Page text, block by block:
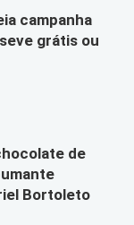
campanha
grátis ou
de
Bortoleto